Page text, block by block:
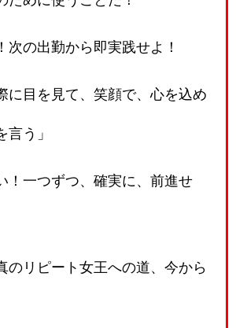
次の出勤から即実践せよ！
に目を見て、笑顔で、心を込め
言う」
！一つずつ、確実に、前進せ
のリピート女王への道、今から